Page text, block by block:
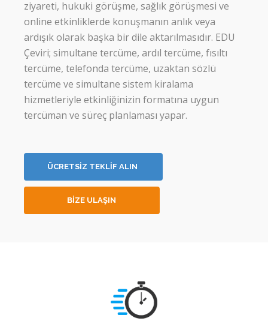
ziyareti, hukuki görüşme, sağlık görüşmesi ve
online etkinliklerde konuşmanın anlık veya
ardışık olarak başka bir dile aktarılmasıdır. EDU
Çeviri; simultane tercüme, ardıl tercüme, fısıltı
tercüme, telefonda tercüme, uzaktan sözlü
tercüme ve simultane sistem kiralama
hizmetleriyle etkinliğinizin formatına uygun
tercüman ve süreç planlaması yapar.
ÜCRETSİZ TEKLİF ALIN
BİZE ULAŞIN